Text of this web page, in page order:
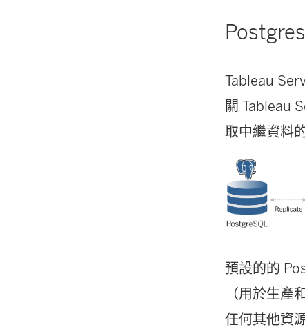
Tableau
關 Tableau
取中繼資料
預設的的
（用於生
任何其他資